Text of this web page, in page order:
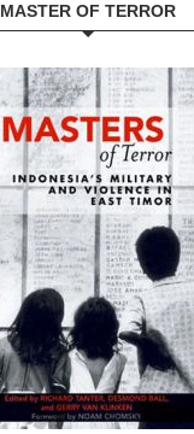
MASTER OF TERROR